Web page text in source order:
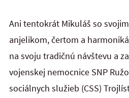
Ani tentokrát Mikuláš so
anjelikom, čertom a
na svoju tradičnú návštevu a
vojenskej nemocnice SNP
sociálnych služieb (CSS)